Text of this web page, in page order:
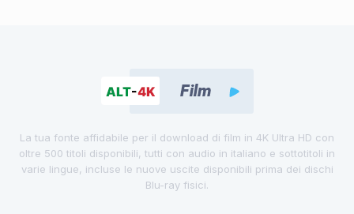
La tua fonte affidabile per il download di film in 4K Ultra HD con
oltre 500 titoli disponibili, tutti con audio in italiano e sottotitoli in
varie lingue, incluse le nuove uscite disponibili prima dei dischi
Blu-ray fisici.